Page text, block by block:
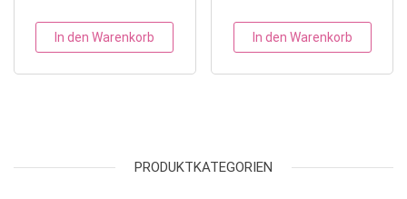
In den Warenkorb In den Warenkorb
PRODUKTKATEGORIEN